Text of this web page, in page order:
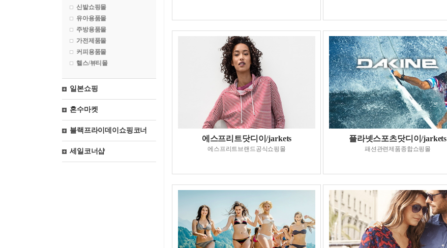
신발쇼핑몰
유아용품몰
주방용품몰
가전제품몰
커피용품몰
핼스/뷰티몰
일본쇼핑
혼수마켓
블랙프라이데이쇼핑코너
세일코너샵
에스프리트닷디이/jarkets
에스프리트브랜드공식쇼핑몰
플라넷스포츠닷디이/jarkets
패션관련제품종합쇼핑몰